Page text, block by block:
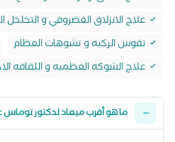
علاج الانزلاق الغضروفي و التخلخل
تقوس الركبه و تشوهات العظام
علاج الشوكه العظميه و اللفافه
ما هو أقرب ميعاد لدكتور